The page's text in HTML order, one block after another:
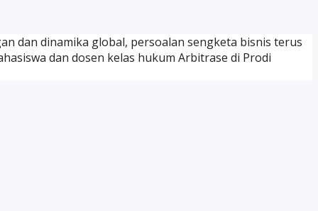
dan dinamika global, persoalan sengketa bisnis terus
dan dosen kelas hukum Arbitrase di Prodi